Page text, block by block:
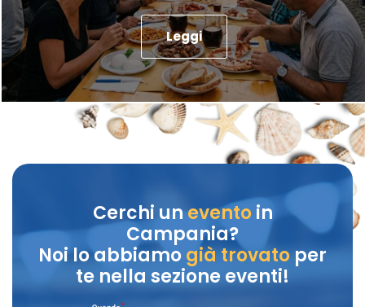
Leggi
Cerchi unevento in
Campania?
Noi lo abbiamo già trovatoper
te nella sezione eventi!